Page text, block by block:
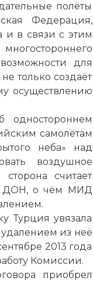
полёты
Федерация,
и в связи с этим
для
только создаёт
осуществлению
одностороннем
самолётам
неба» над
воздушное
считает
ДОН, о чём МИД
Турция увязала
из неё
2013 года
Комиссии.
приобрел